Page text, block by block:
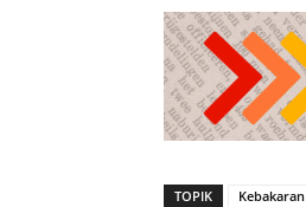
TOPIK Kebakaran